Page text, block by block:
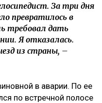
За три дня
превратилось в
требовал дать
Я отказалась.
из страны, –
в аварии. По ее
по встречной полосе